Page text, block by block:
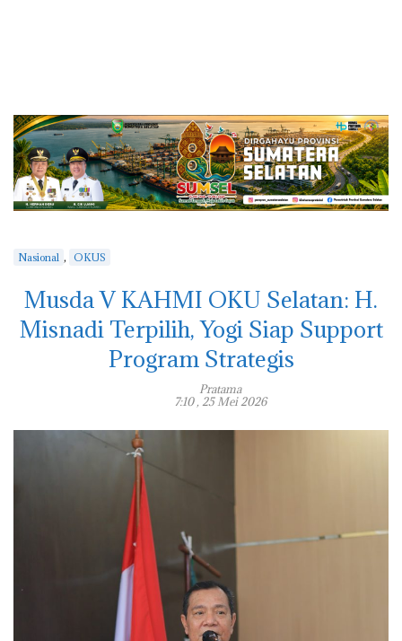
Nasional , OKUS
Musda V KAHMI OKU Selatan: H.
Misnadi Terpilih, Yogi Siap Support
Program Strategis
Pratama
7:10 , 25 Mei 2026